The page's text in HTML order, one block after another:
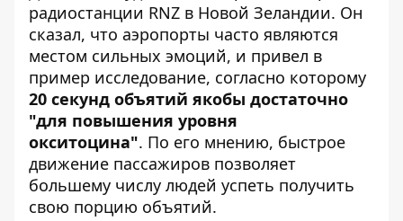
радиостанции RNZ в Новой Зеландии. Он
сказал, что аэропорты часто являются
местом сильных эмоций, и привел в
пример исследование, согласно которому
20 секунд объятий якобы достаточно
"для повышения уровня
окситоцина". По его мнению, быстрое
движение пассажиров позволяет
большему числу людей успеть получить
свою порцию объятий.